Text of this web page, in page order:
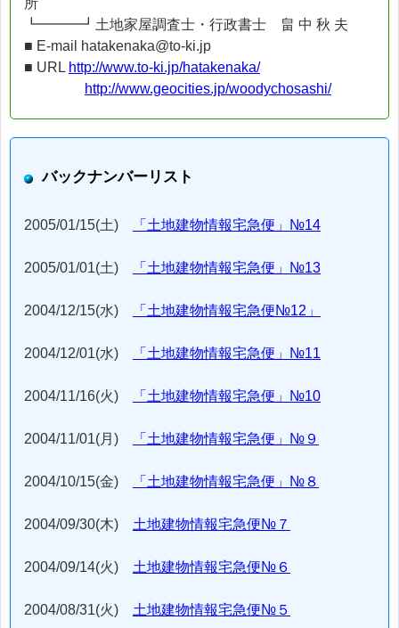
┗━━━┛土地家屋調査士・行政書士 畠 中 秋 夫
■ E-mail hatakenaka@to-ki.jp
■ URL http://www.to-ki.jp/hatakenaka/
http://www.geocities.jp/woodychosashi/
バックナンバーリスト
2005/01/15(土) 「土地建物情報宅急便」№14
2005/01/01(土) 「土地建物情報宅急便」№13
2004/12/15(水) 「土地建物情報宅急便№12」
2004/12/01(水) 「土地建物情報宅急便」№11
2004/11/16(火) 「土地建物情報宅急便」№10
2004/11/01(月) 「土地建物情報宅急便」№９
2004/10/15(金) 「土地建物情報宅急便」№８
2004/09/30(木) 土地建物情報宅急便№７
2004/09/14(火) 土地建物情報宅急便№６
2004/08/31(火) 土地建物情報宅急便№５